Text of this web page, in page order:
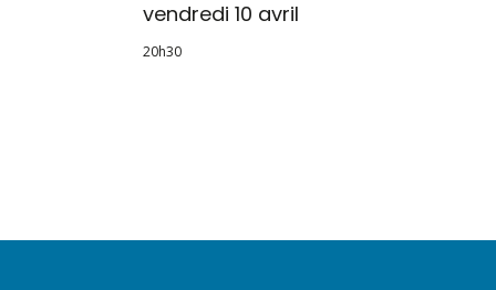
vendredi 10 avril
20h30